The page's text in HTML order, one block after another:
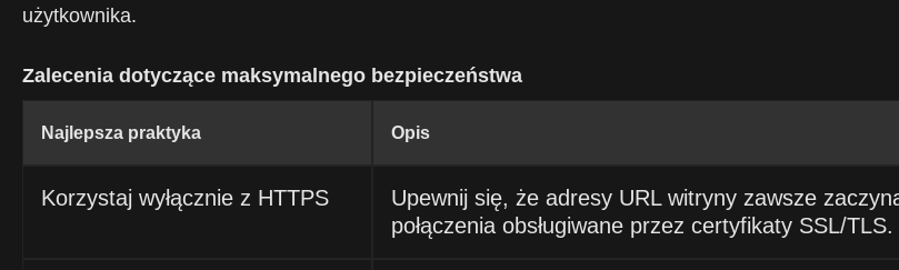
użytkownika.
Zalecenia dotyczące maksymalnego bezpieczeństwa
Najlepsza praktyka Opis
Korzystaj wyłącznie z HTTPS
Upewnij się, że adresy URL witryny zawsze
połączenia obsługiwane przez certyfikaty SSL/TLS.